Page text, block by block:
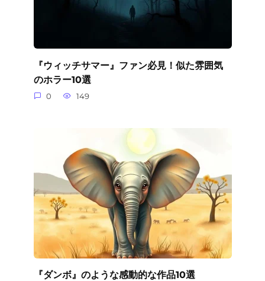
『ウィッチサマー』ファン必見！似た雰囲気
のホラー10選
0 149
『ダンボ』のような感動的な作品10選